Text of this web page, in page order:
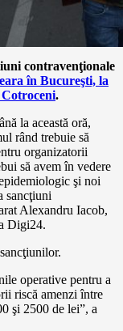
contravenţionale
în Bucureşti, la
.
la această oră,
rând trebuie să
organizatorii
să avem în vedere
şi noi
sancţiuni
Alexandru Iacob,
Digi24.
operative pentru a
riscă amenzi între
şi 2500 de lei”, a